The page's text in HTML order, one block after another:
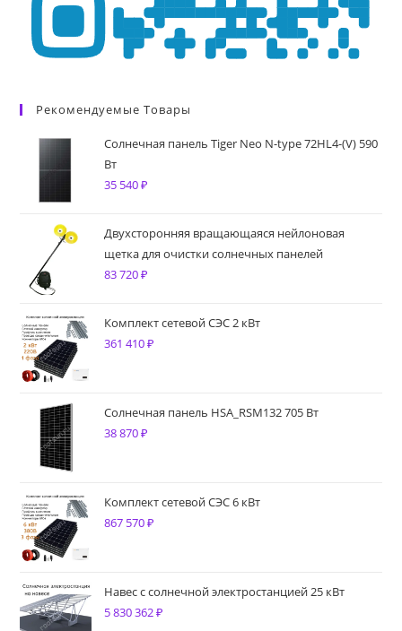
Рекомендуемые Товары
Солнечная панель Tiger Neo N-type 72HL4-(V) 590
Вт
35 540₽
Двухсторонняя вращающаяся нейлоновая
щетка для очистки солнечных панелей
83 720₽
Комплект сетевой СЭС 2 кВт
361 410₽
Солнечная панель HSA_RSM132 705 Вт
38 870₽
Комплект сетевой СЭС 6 кВт
867 570₽
Навес с солнечной электростанцией 25 кВт
5 830 362₽